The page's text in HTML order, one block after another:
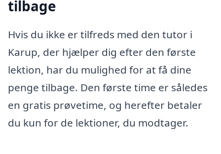
tilbage
Hvis du ikke er tilfreds med den tutor i
Karup, der hjælper dig efter den første
lektion, har du mulighed for at få dine
penge tilbage. Den første time er således
en gratis prøvetime, og herefter betaler
du kun for de lektioner, du modtager.